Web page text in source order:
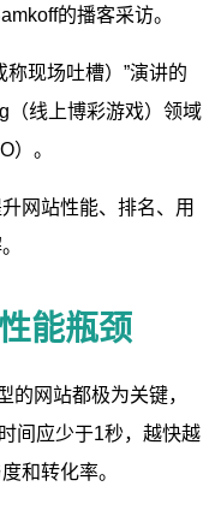
的播客采访。
现场吐槽）”演讲的
（线上博彩游戏）领域
）。
网站性能、排名、用
能瓶颈
的网站都极为关键，
间应少于1秒，越快越
和转化率。